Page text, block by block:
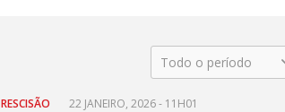
Todo o período
RESCISÃO 22 JANEIRO, 2026 - 11H01